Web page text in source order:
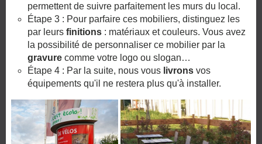
permettent de suivre parfaitement les murs du local.
Étape 3 : Pour parfaire ces mobiliers, distinguez les
par leurs finitions : matériaux et couleurs. Vous avez
la possibilité de personnaliser ce mobilier par la
gravure comme votre logo ou slogan…
Étape 4 : Par la suite, nous vous livrons vos
équipements qu'il ne restera plus qu'à installer.